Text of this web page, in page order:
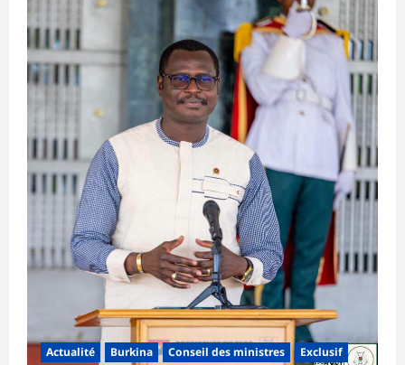
Actualité Burkina Conseil des ministres Exclusif